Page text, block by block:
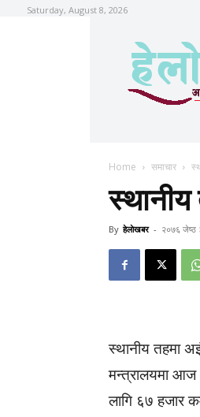
Saturday, August 8, 2026
Home समाचार
By हेलाेखबर - २०७६ जेष्ठ
स्थानीय तहमा
मन्त्रालयमा आज
लागि ६७ हजार